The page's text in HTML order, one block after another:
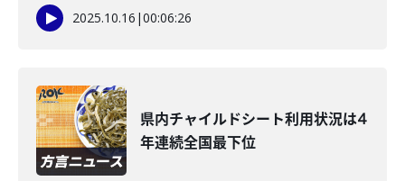
2025.10.16 |00:06:26
県内チャイルドシート利用状況は4
年連続全国最下位